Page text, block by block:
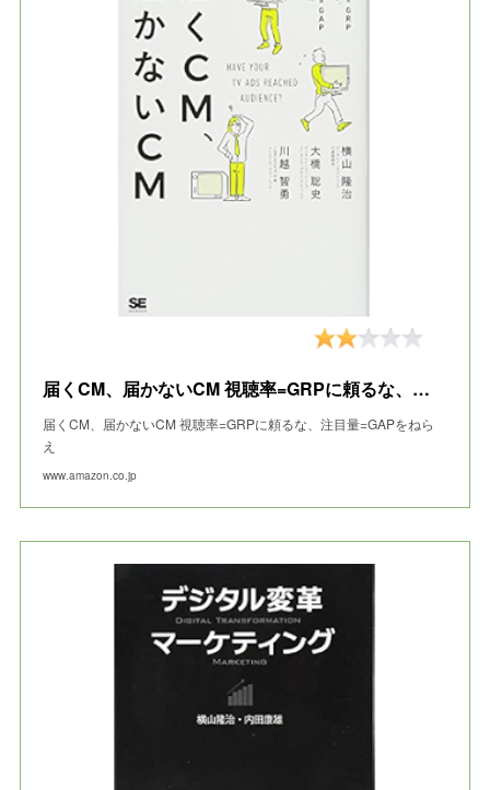
届くCM、届かないCM 視聴率=GRPに頼るな、注目量=GAPをねらえ
届くCM、届かないCM 視聴率=GRPに頼るな、注目量=GAPをねら
え
www.amazon.co.jp